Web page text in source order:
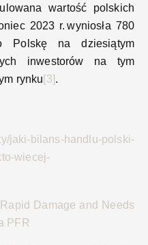
wartość polskich
2023 r. wyniosła 780
Polskę na dziesiątym
inwestorów na tym
rynku[3].
jaki-bilans-handlu-polski-
wiecej-
Damage and Needs
PFR